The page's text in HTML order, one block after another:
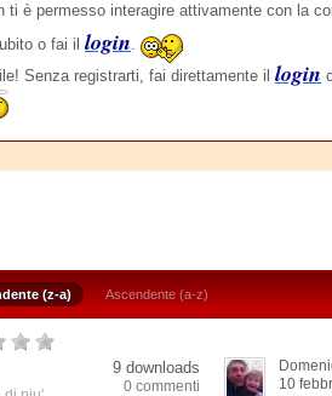
è permesso interagire attivamente con la
o fai il login.
Senza registrarti, fai direttamente il login
(z-a) Ascendente (a-z)
9 downloads
0 commenti
10